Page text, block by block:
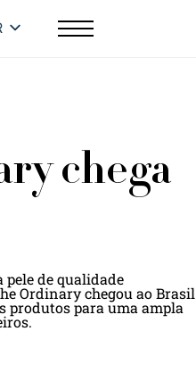
chega
pele de qualidade
Ordinary chegou ao Brasil
produtos para uma ampla